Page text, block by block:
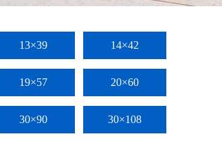
13×39 14×42
19×57 20×60
30×90 30×108